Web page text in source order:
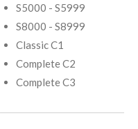
S5000 - S5999
S8000 - S8999
Classic C1
Complete C2
Complete C3